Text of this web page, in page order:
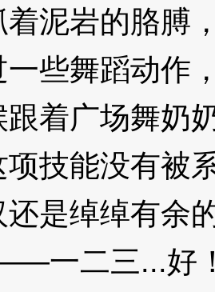
岩的胳膊
舞蹈动作，
着广场舞奶
能没有被系
是绰绰有余
二三...好！